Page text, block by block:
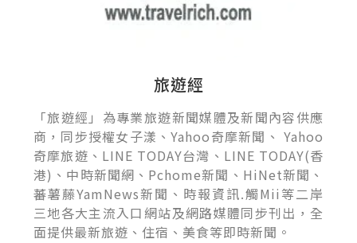
旅遊經
「旅遊經」為專業旅遊新聞媒體及新聞內容供應
商，同步授權女子漾、Yahoo奇摩新聞、 Yahoo
奇摩旅遊、LINE TODAY台灣、LINE TODAY(香
港)、中時新聞網、Pchome新聞、HiNet新聞、
蕃薯藤YamNews新聞、時報資訊.觸Mii等二岸
三地各大主流入口網站及網路媒體同步刊出，全
面提供最新旅遊、住宿、美食等即時新聞。